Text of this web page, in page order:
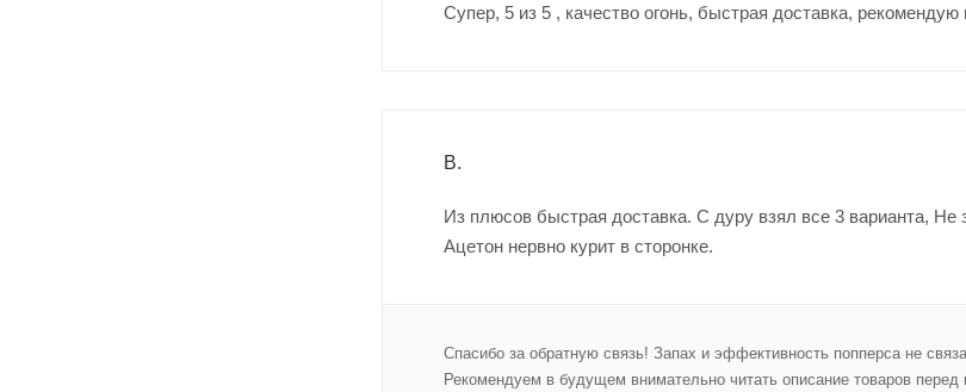
Супер, 5 из 5 , качество огонь, быстрая доставка, рекомендую
В.
Из плюсов быстрая доставка. С дуру взял все 3 варианта,
Ацетон нервно курит в сторонке.
Спасибо за обратную связь! Запах и эффективность попперса не
Рекомендуем в будущем внимательно читать описание товаров